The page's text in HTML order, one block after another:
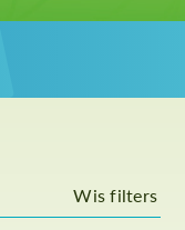
Wis filters